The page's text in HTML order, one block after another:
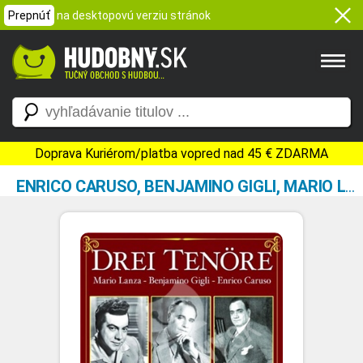
Prepnúť na desktopovú verziu stránok
Doprava Kuriérom/platba vopred nad 45 € ZDARMA
ENRICO CARUSO, BENJAMINO GIGLI, MARIO LANZA